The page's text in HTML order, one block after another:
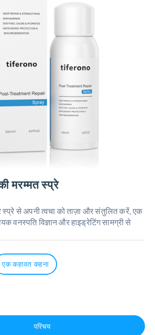
मरम्मत स्प्रे
स्प्रे से अपनी त्वचा को ताज़ा और संतुलित करें, एक
वनस्पति विज्ञान और हाइड्रेटिंग सामग्री से
एक कहावत कहना
परिचय